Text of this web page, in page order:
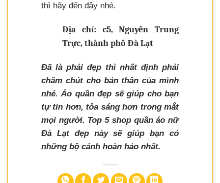
thì hãy đến đây nhé.
Địa chỉ: c5, Nguyễn Trung
Trực, thành phố Đà Lạt
Đã là phái đẹp thì nhất định phải
chăm chút cho bản thân của mình
nhé. Áo quần đẹp sẽ giúp cho bạn
tự tin hơn, tỏa sáng hơn trong mắt
mọi người. Top 5 shop quần áo nữ
Đà Lạt đẹp này sẽ giúp bạn có
những bộ cánh hoàn hảo nhất.